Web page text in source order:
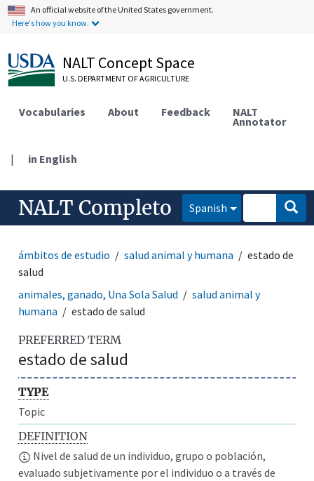
An official website of the United States government.
Here's how you know.
NALT Concept Space
U.S. DEPARTMENT OF AGRICULTURE
Vocabularies About Feedback NALT
Annotator
| in English
NALT Completo Spanish
ámbitos de estudio salud animal y humana
estado de
salud
animales, ganado, Una Sola Salud
salud animal y
humana
estado de salud
PREFERRED TERM
estado de salud
TYPE
Topic
DEFINITION
Nivel de salud de un individuo, grupo o población,
evaluado subjetivamente por el individuo o a través de